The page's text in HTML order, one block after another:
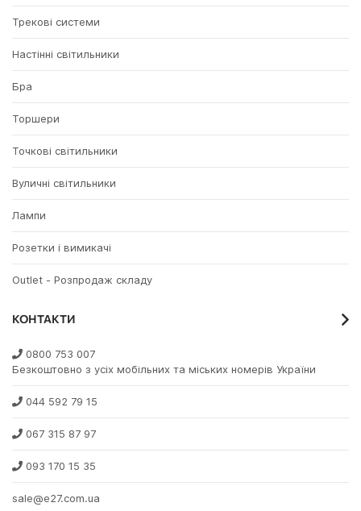
Трекові системи
Настінні світильники
Бра
Торшери
Точкові світильники
Вуличні світильники
Лампи
Розетки і вимикачі
Outlet - Розпродаж складу
КОНТАКТИ
0800 753 007
Безкоштовно з усіх мобільних та міських номерів України
044 592 79 15
067 315 87 97
093 170 15 35
sale@e27.com.ua